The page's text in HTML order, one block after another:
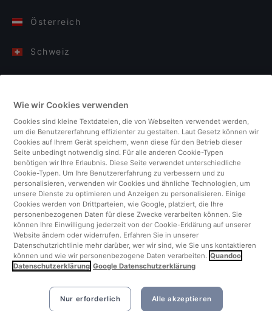
Österreich
Schweiz
Italien
Finnland
Vereinigtes Königreich
Türkei
Niederlande
Singapur
Wie wir Cookies verwenden
Cookies sind kleine Textdateien, die von Webseiten verwendet werden,
um die Benutzererfahrung effizienter zu gestalten. Laut Gesetz können wir
Cookies auf Ihrem Gerät speichern, wenn diese für den Betrieb dieser
Seite unbedingt notwendig sind. Für alle anderen Cookie-Typen
benötigen wir Ihre Erlaubnis. Diese Seite verwendet unterschiedliche
Cookie-Typen. Um Ihre Benutzererfahrung zu verbessern und zu
personalisieren, verwenden wir Cookies und ähnliche Technologien, um
unsere Dienste zu optimieren und Anzeigen zu personalisieren. Einige
Cookies werden von Drittparteien, wie Google, platziert, die Ihre
personenbezogenen Daten für diese Zwecke verarbeiten können. Sie
können Ihre Einwilligung jederzeit von der Cookie-Erklärung auf unserer
Website ändern oder widerrufen. Erfahren Sie in unserer
Datenschutzrichtlinie mehr darüber, wer wir sind, wie Sie uns kontaktieren
können und wie wir personenbezogene Daten verarbeiten. Quandoo
Datenschutzerklärung Google Datenschutzerklärung
Nur erforderlich Alle akzeptieren